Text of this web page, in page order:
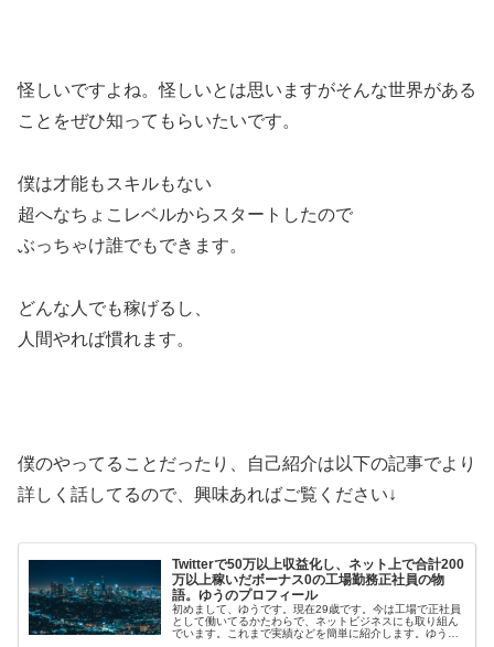
怪しいですよね。怪しいとは思いますがそんな世界がある
ことをぜひ知ってもらいたいです。
僕は才能もスキルもない
超へなちょこレベルからスタートしたので
ぶっちゃけ誰でもできます。
どんな人でも稼げるし、
人間やれば慣れます。
僕のやってることだったり、自己紹介は以下の記事でより
詳しく話してるので、興味あればご覧ください↓
Twitterで50万以上収益化し、ネット上で合計200
万以上稼いだボーナス0の工場勤務正社員の物
語。ゆうのプロフィール
初めまして、ゆうです。現在29歳です。今は工場で正社員
として働いてるかたわらで、ネットビジネスにも取り組ん
でいます。これまで実績などを簡単に紹介します。ゆうの